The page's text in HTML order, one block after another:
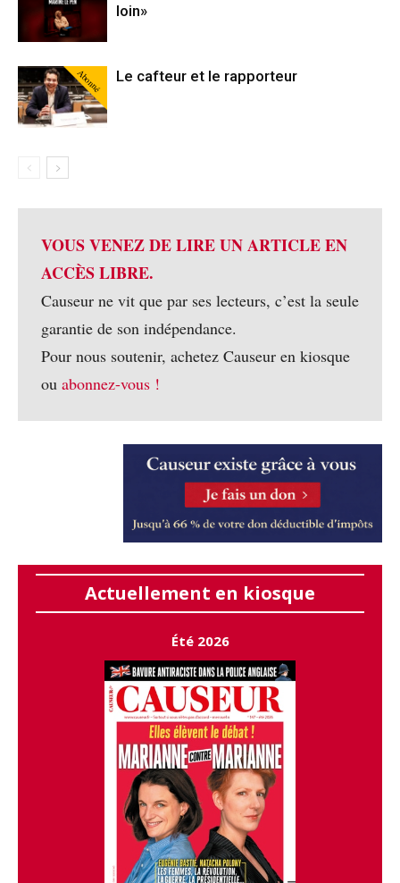
loin»
Abonné Le cafteur et le rapporteur
VOUS VENEZ DE LIRE UN ARTICLE EN
ACCÈS LIBRE.
Causeur ne vit que par ses lecteurs, c’est la seule
garantie de son indépendance.
Pour nous soutenir, achetez Causeur en kiosque
ou abonnez-vous !
Actuellement en kiosque
Été 2026